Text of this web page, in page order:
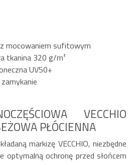
mocowaniem sufitowym
tkanina 320 g/m²
UV50+
VECCHIO
PŁÓCIENNA
markizę VECCHIO, niezbędne
optymalną ochronę przed słońcem